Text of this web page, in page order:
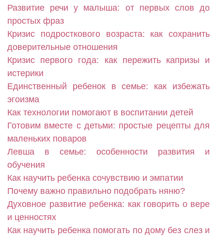
Развитие речи у малыша: от первых слов до
простых фраз
Кризис подросткового возраста: как сохранить
доверительные отношения
Кризис первого года: как пережить капризы и
истерики
Единственный ребенок в семье: как избежать
эгоизма
Как технологии помогают в воспитании детей
Готовим вместе с детьми: простые рецепты для
маленьких поваров
Левша в семье: особенности развития и
обучения
Как научить ребенка сочувствию и эмпатии
Почему важно правильно подобрать няню?
Духовное развитие ребенка: как говорить о вере
и ценностях
Как научить ребенка помогать по дому без слез и